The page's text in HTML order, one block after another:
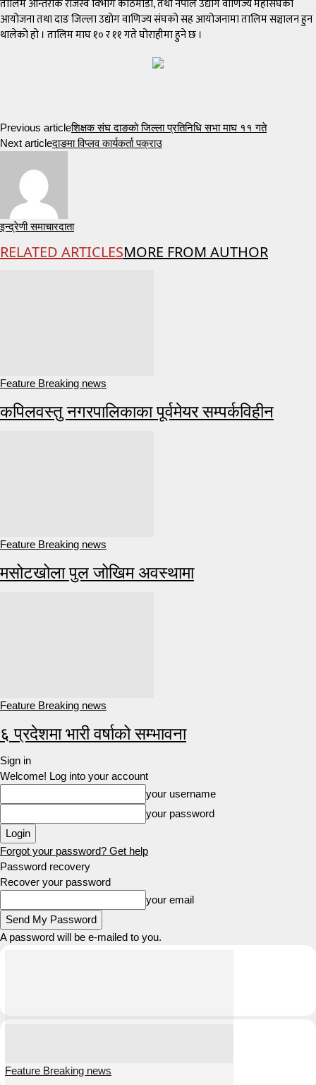
तालिम आन्तरीक राजस्व विभाग काठमाडौ, तथा नेपाल उद्योग वाणिज्य महासंघको
आयोजना तथा दाङ जिल्ला उद्योग वाणिज्य संघको सह आयोजनामा तालिम सञ्चालन हुन
थालेको हो । तालिम माघ १० र ११ गते घोराहीमा हुने छ ।
Previous articleशिक्षक संघ दाङको जिल्ला प्रतिनिधि सभा माघ ११ गते
Next articleदाङमा विप्लव कार्यकर्ता पक्राउ
इन्द्रेणी समाचारदाता
RELATED ARTICLESMORE FROM AUTHOR
Feature Breaking news
कपिलवस्तु नगरपालिकाका पूर्वमेयर सम्पर्कविहीन
Feature Breaking news
मसोटखोला पुल जोखिम अवस्थामा
Feature Breaking news
६ प्रदेशमा भारी वर्षाको सम्भावना
Sign in
Welcome! Log into your account
your username
your password
Forgot your password? Get help
Password recovery
Recover your password
your email
A password will be e-mailed to you.
Feature Breaking news